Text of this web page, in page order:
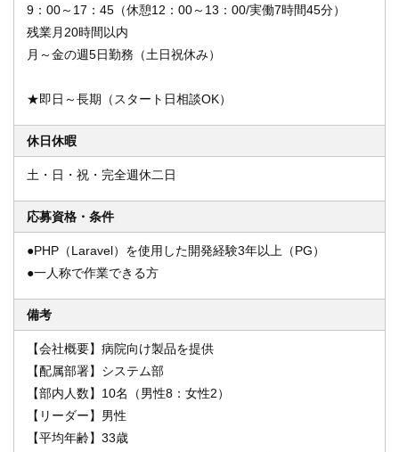
9：00～17：45（休憩12：00～13：00/実働7時間45分）
残業月20時間以内
月～金の週5日勤務（土日祝休み）
★即日～長期（スタート日相談OK）
休日休暇
土・日・祝・完全週休二日
応募資格・条件
●PHP（Laravel）を使用した開発経験3年以上（PG）
●一人称で作業できる方
備考
【会社概要】病院向け製品を提供
【配属部署】システム部
【部内人数】10名（男性8：女性2）
【リーダー】男性
【平均年齢】33歳